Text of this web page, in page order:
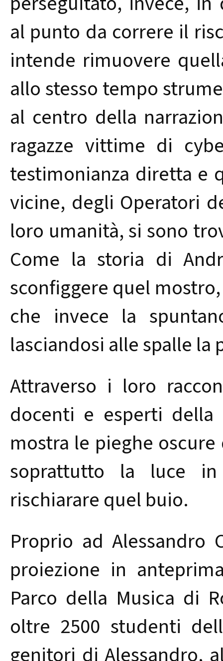
al punto da correre il
intende rimuovere
allo stesso tempo
al centro della
ragazze vittime di
testimonianza diretta e
vicine, degli Operatori
loro umanità, si sono
Come la storia di
sconfiggere quel
che invece la
lasciandosi alle spalle la
Attraverso i loro
docenti e esperti della
mostra le pieghe
soprattutto la luce
rischiarare quel buio.
Proprio ad
proiezione in
Parco della Musica di
oltre 2500 studenti
genitori di Alessandro,